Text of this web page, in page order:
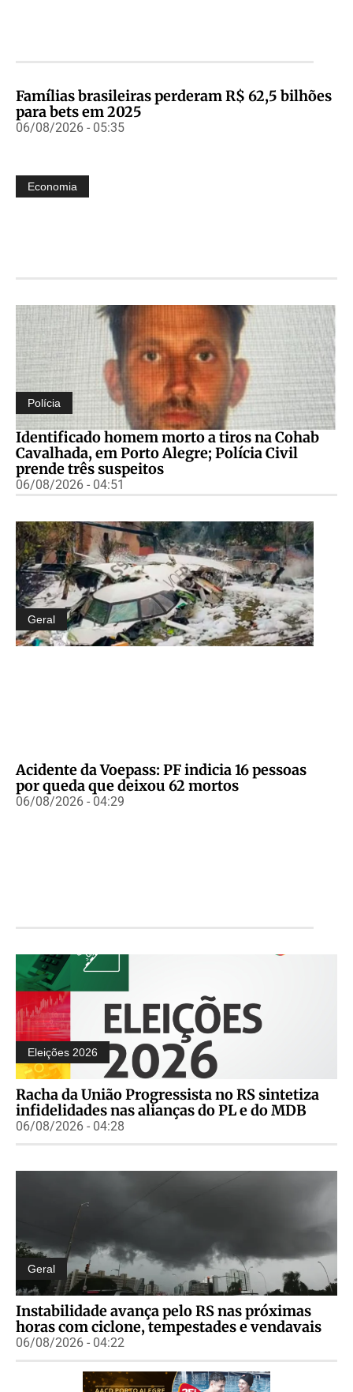
Economia
Famílias brasileiras perderam R$ 62,5 bilhões
para bets em 2025
06/08/2026 - 05:35
Polícia
Identificado homem morto a tiros na Cohab
Cavalhada, em Porto Alegre; Polícia Civil
prende três suspeitos
06/08/2026 - 04:51
Geral
Acidente da Voepass: PF indicia 16 pessoas
por queda que deixou 62 mortos
06/08/2026 - 04:29
Eleições 2026
Racha da União Progressista no RS sintetiza
infidelidades nas alianças do PL e do MDB
06/08/2026 - 04:28
Geral
Instabilidade avança pelo RS nas próximas
horas com ciclone, tempestades e vendavais
06/08/2026 - 04:22